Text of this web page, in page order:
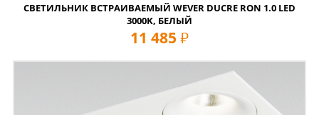
СВЕТИЛЬНИК ВСТРАИВАЕМЫЙ WEVER DUCRE RON 1.0 LED
3000K, БЕЛЫЙ
11 485 руб